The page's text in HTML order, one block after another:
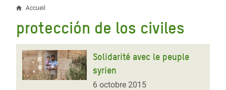
Fil
d'Ariane
Accueil
protección de los civiles
Solidarité avec le peuple
syrien
6 octobre 2015